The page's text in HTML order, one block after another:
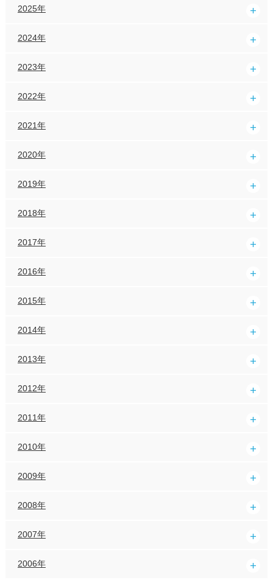
2025年
2024年
2023年
2022年
2021年
2020年
2019年
2018年
2017年
2016年
2015年
2014年
2013年
2012年
2011年
2010年
2009年
2008年
2007年
2006年